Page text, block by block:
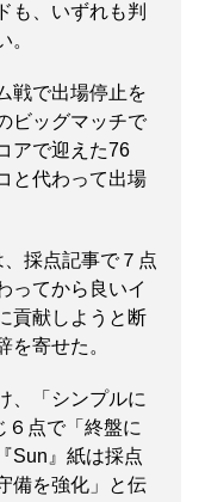
も、いずれも判
。
戦で出場停止を
ビッグマッチで
アで迎えた76
と代わって出場
採点記事で７点
ってから良いイ
貢献しようと断
を寄せた。
、「シンプルに
６点で「終盤に
Sun』紙は採点
備を強化」と伝